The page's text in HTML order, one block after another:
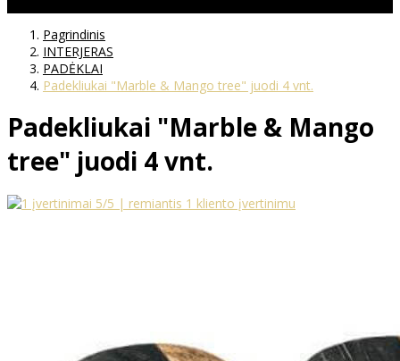
Pagrindinis
INTERJERAS
PADĖKLAI
Padekliukai "Marble & Mango tree" juodi 4 vnt.
Padekliukai "Marble & Mango
tree" juodi 4 vnt.
5/5 | remiantis 1 kliento įvertinimu